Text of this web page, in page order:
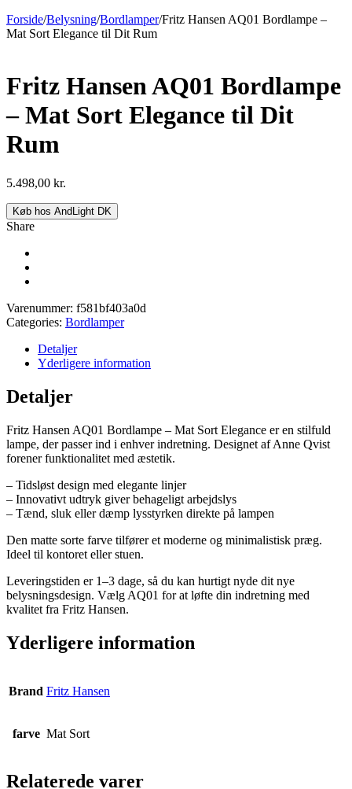
Forside/Belysning/Bordlamper/Fritz Hansen AQ01 Bordlampe –
Mat Sort Elegance til Dit Rum
Fritz Hansen AQ01 Bordlampe
– Mat Sort Elegance til Dit
Rum
5.498,00 kr.
Køb hos AndLight DK
Share
Varenummer: f581bf403a0d
Categories: Bordlamper
Detaljer
Yderligere information
Detaljer
Fritz Hansen AQ01 Bordlampe – Mat Sort Elegance er en stilfuld
lampe, der passer ind i enhver indretning. Designet af Anne Qvist
forener funktionalitet med æstetik.
– Tidsløst design med elegante linjer
– Innovativt udtryk giver behageligt arbejdslys
– Tænd, sluk eller dæmp lysstyrken direkte på lampen
Den matte sorte farve tilfører et moderne og minimalistisk præg.
Ideel til kontoret eller stuen.
Leveringstiden er 1–3 dage, så du kan hurtigt nyde dit nye
belysningsdesign. Vælg AQ01 for at løfte din indretning med
kvalitet fra Fritz Hansen.
Yderligere information
Brand Fritz Hansen
farve Mat Sort
Relaterede varer